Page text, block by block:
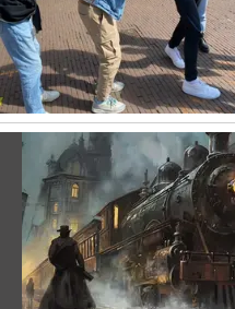
Vorige